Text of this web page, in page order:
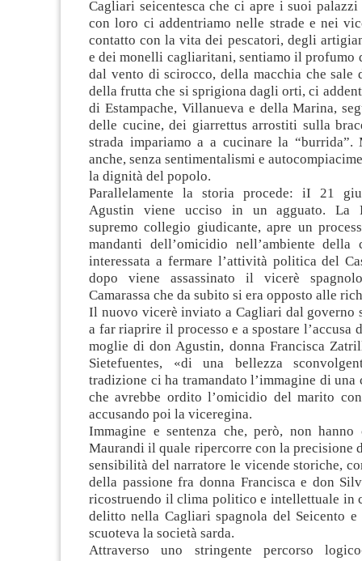
Cagliari seicentesca che ci apre i suoi palazzi
con loro ci addentriamo nelle strade e nei
contatto con la vita dei pescatori, degli
e dei monelli cagliaritani, sentiamo il profumo
dal vento di scirocco, della macchia che sale
della frutta che si sprigiona dagli orti, ci
di Estampache, Villanueva e della Marina,
delle cucine, dei giarrettus arrostiti sulla
strada impariamo a a cucinare la “burrida”.
anche, senza sentimentalismi e
la dignità del popolo.
Parallelamente la storia procede: iI 21
Agustin viene ucciso in un agguato. La
supremo collegio giudicante, apre un
mandanti dell’omicidio nell’ambiente della
interessata a fermare l’attività politica del
dopo viene assassinato il vicerè
Camarassa che da subito si era opposto alle
Il nuovo vicerè inviato a Cagliari dal governo
a far riaprire il processo e a spostare l’accusa
moglie di don Agustin, donna Francisca
Sietefuentes, «di una bellezza
tradizione ci ha tramandato l’immagine di
che avrebbe ordito l’omicidio del marito
accusando poi la viceregina.
Immagine e sentenza che, però, non hanno
Maurandi il quale ripercorre con la precisione
sensibilità del narratore le vicende storiche,
della passione fra donna Francisca e don
ricostruendo il clima politico e intellettuale in
delitto nella Cagliari spagnola del Seicento
scuoteva la società sarda.
Attraverso uno stringente percorso logico-